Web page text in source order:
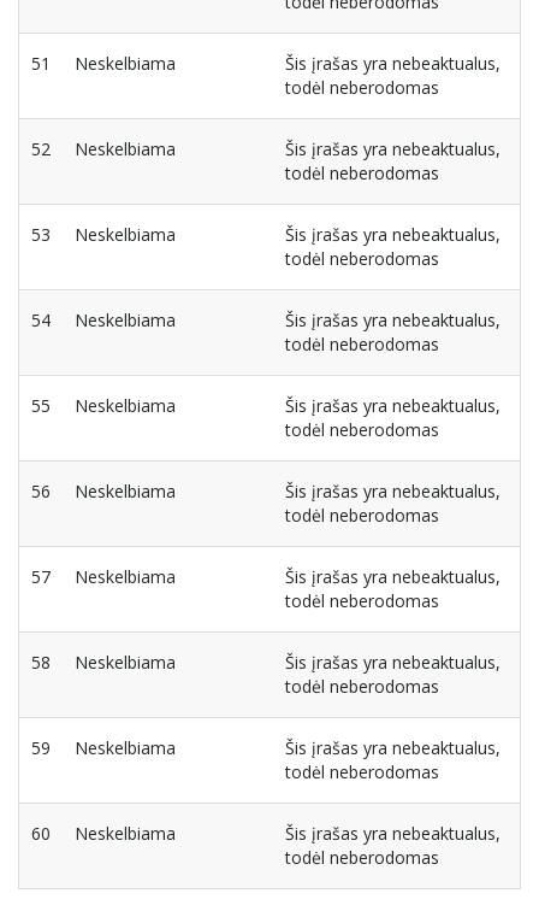
51 Neskelbiama
Šis įrašas yra nebeaktualus,
todėl neberodomas
52 Neskelbiama
Šis įrašas yra nebeaktualus,
todėl neberodomas
53 Neskelbiama
Šis įrašas yra nebeaktualus,
todėl neberodomas
54 Neskelbiama
Šis įrašas yra nebeaktualus,
todėl neberodomas
55 Neskelbiama
Šis įrašas yra nebeaktualus,
todėl neberodomas
56 Neskelbiama
Šis įrašas yra nebeaktualus,
todėl neberodomas
57 Neskelbiama
Šis įrašas yra nebeaktualus,
todėl neberodomas
58 Neskelbiama
Šis įrašas yra nebeaktualus,
todėl neberodomas
59 Neskelbiama
Šis įrašas yra nebeaktualus,
todėl neberodomas
60 Neskelbiama
Šis įrašas yra nebeaktualus,
todėl neberodomas